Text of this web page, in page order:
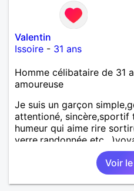
Valentin
Issoire - 31 ans
Homme célibataire de 31
amoureuse
Je suis un garçon
attentioné, sincère,sportif
humeur qui aime rire
verre,randonnée etc..
est aussi très famille Je
sérieuse avec une fille
douce sincère et qui a
Voir